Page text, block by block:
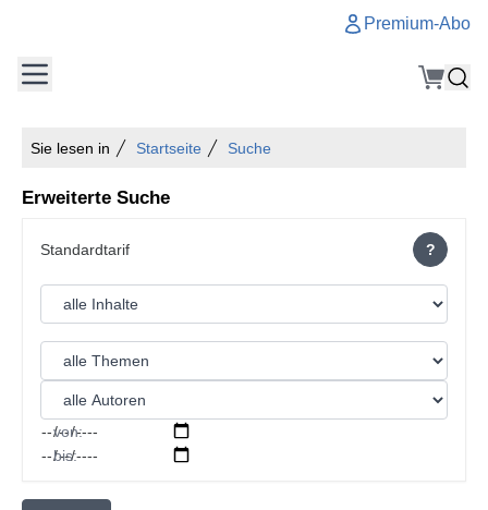
Premium-Abo
Sie lesen in Startseite Suche
Erweiterte Suche
?
von:
bis: